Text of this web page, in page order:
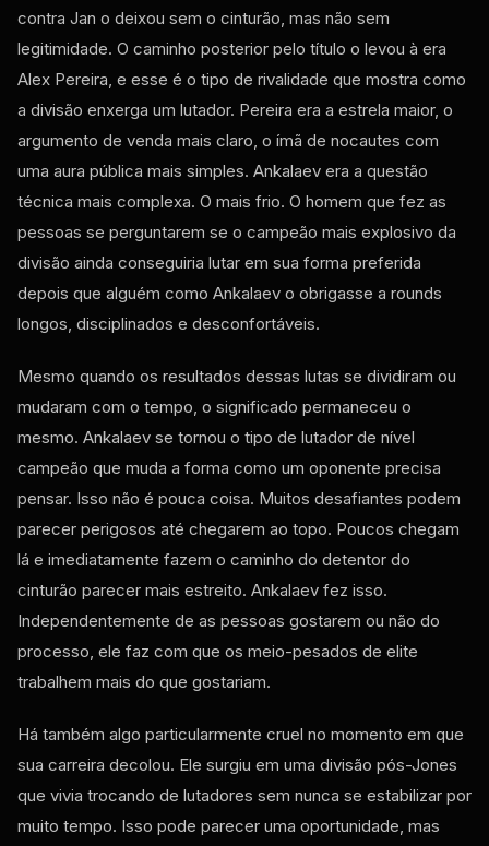
contra Jan o deixou sem o cinturão, mas não sem
legitimidade. O caminho posterior pelo título o levou à era
Alex Pereira, e esse é o tipo de rivalidade que mostra como
a divisão enxerga um lutador. Pereira era a estrela maior, o
argumento de venda mais claro, o ímã de nocautes com
uma aura pública mais simples. Ankalaev era a questão
técnica mais complexa. O mais frio. O homem que fez as
pessoas se perguntarem se o campeão mais explosivo da
divisão ainda conseguiria lutar em sua forma preferida
depois que alguém como Ankalaev o obrigasse a rounds
longos, disciplinados e desconfortáveis.
Mesmo quando os resultados dessas lutas se dividiram ou
mudaram com o tempo, o significado permaneceu o
mesmo. Ankalaev se tornou o tipo de lutador de nível
campeão que muda a forma como um oponente precisa
pensar. Isso não é pouca coisa. Muitos desafiantes podem
parecer perigosos até chegarem ao topo. Poucos chegam
lá e imediatamente fazem o caminho do detentor do
cinturão parecer mais estreito. Ankalaev fez isso.
Independentemente de as pessoas gostarem ou não do
processo, ele faz com que os meio-pesados ​​de elite
trabalhem mais do que gostariam.
Há também algo particularmente cruel no momento em que
sua carreira decolou. Ele surgiu em uma divisão pós-Jones
que vivia trocando de lutadores sem nunca se estabilizar por
muito tempo. Isso pode parecer uma oportunidade, mas